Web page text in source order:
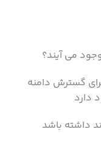
می آیند؟
گسترش دامنه
دارد
داشته باشد